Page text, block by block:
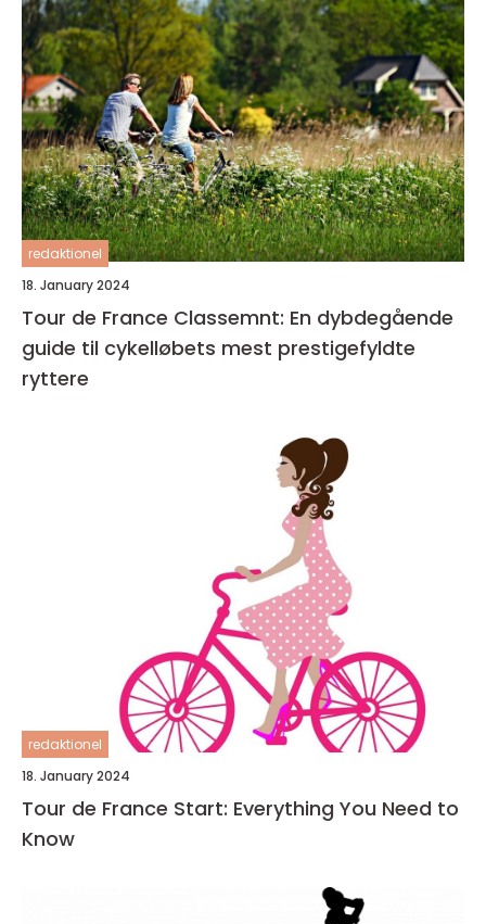
redaktionel
18. January 2024
Tour de France Classemnt: En dybdegående
guide til cykelløbets mest prestigefyldte
ryttere
redaktionel
18. January 2024
Tour de France Start: Everything You Need to
Know